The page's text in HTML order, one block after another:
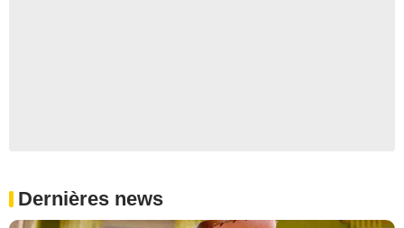
Dernières news